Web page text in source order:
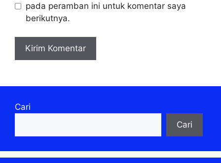
pada peramban ini untuk komentar saya
berikutnya.
Cari
Cari